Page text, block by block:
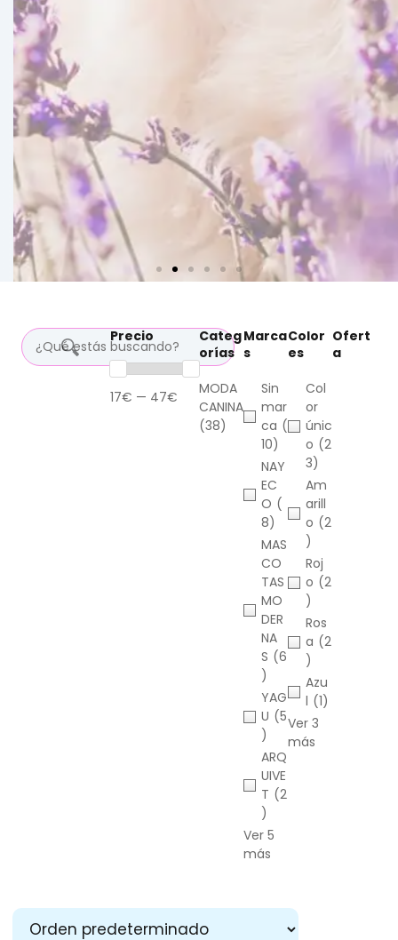
Precio
17€ — 47€
Categ
orías
MODA
CANINA
(38)
Marca
s
Sin
mar
ca (
10)
NAY
EC
O (
8)
MAS
CO
TAS
MO
DER
NA
S (6
)
YAG
U (5
)
ARQ
UIVE
T (2
)
Ver 5
más
Color
es
Col
or
únic
o (2
3)
Am
arill
o (2
)
Roj
o (2
)
Ros
a (2
)
Azu
l (1)
Ver 3
más
Ofert
a